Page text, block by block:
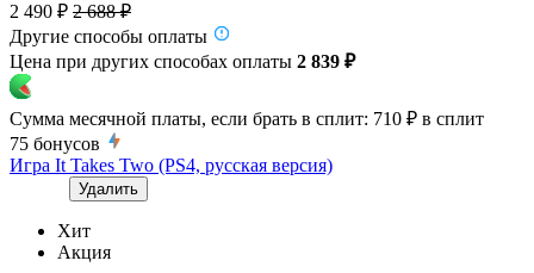
2 490 ₽ 2 688 ₽
Другие способы оплаты
Цена при других способах оплаты 2 839 ₽
Сумма месячной платы, если брать в сплит: 710 ₽ в сплит
75 бонусов
Игра It Takes Two (PS4, русская версия)
Удалить
Хит
Акция